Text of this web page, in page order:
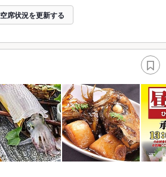
空席状況を更新する